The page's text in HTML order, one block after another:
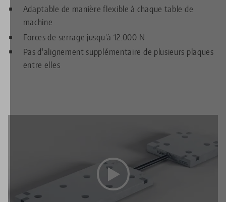
Adaptable de manière flexible à chaque table de
machine
Forces de serrage jusqu'à 12.000 N
Pas d'alignement supplémentaire de plusieurs plaques
entre elles